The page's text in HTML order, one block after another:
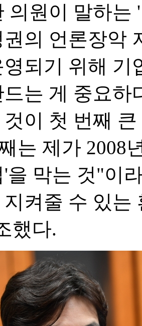
의원이 말하
의 언론장악
되기 위해 기
드는 게 중요
이 첫 번째
는 제가 2008
을 막는 것"이
켜줄 수 있는
했다.